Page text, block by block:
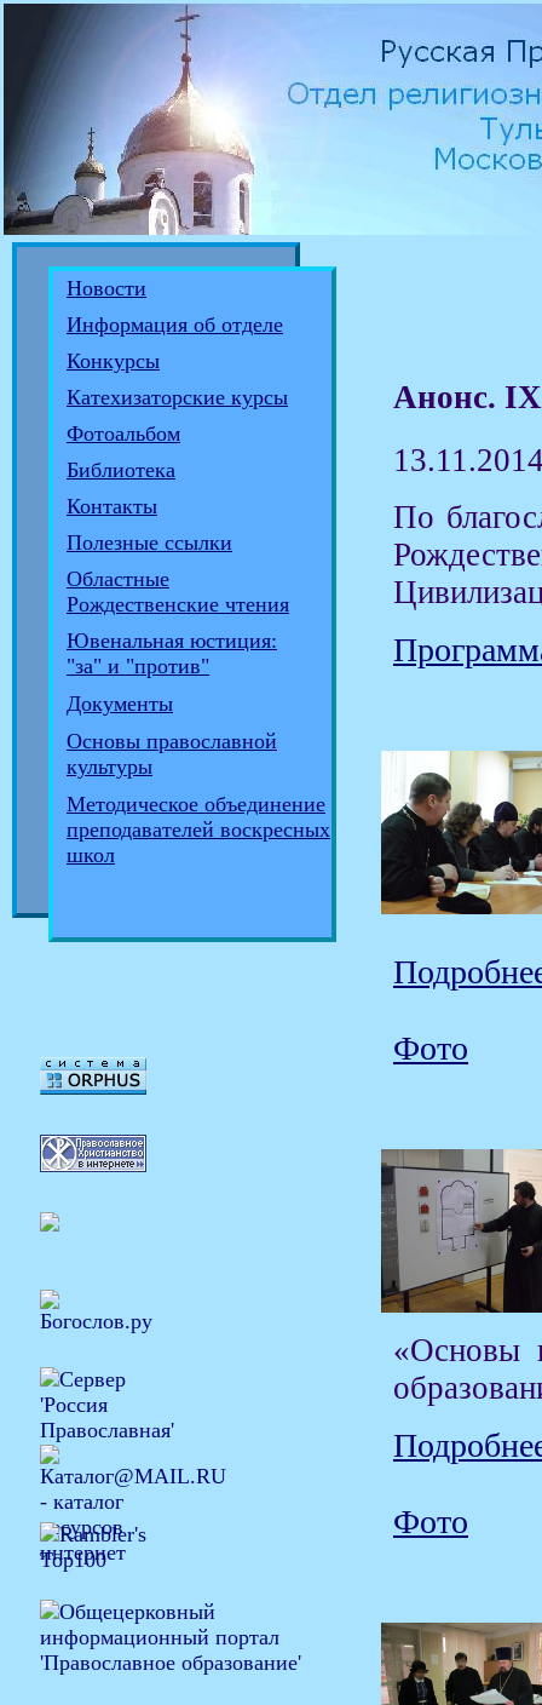
Новости
Информация об отделе
Конкурсы
Катехизаторские курсы
Фотоальбом
Библиотека
Контакты
Полезные ссылки
Областные
Рождественские чтения
Ювенальная юстиция:
"за" и "против"
Документы
Основы православной
культуры
Методическое объединение
преподавателей воскресных
школ
Анонс.
По
Фото
«Основы
Фото